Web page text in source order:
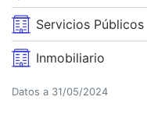
Servicios Públicos
Inmobiliario
Datos a 31/05/2024